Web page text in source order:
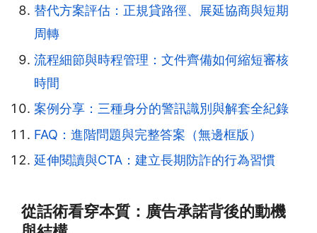
替代方案評估：正規貸路徑、展延協商與短期
周轉
流程細節與時程管理：文件齊備如何縮短審核
時間
案例分享：三種身分的警訊識別與解套全紀錄
FAQ：進階問題與完整答案（無邊框版）
延伸閱讀與CTA：建立長期防詐的行為習慣
從話術看穿本質：廣告承諾背後的動機